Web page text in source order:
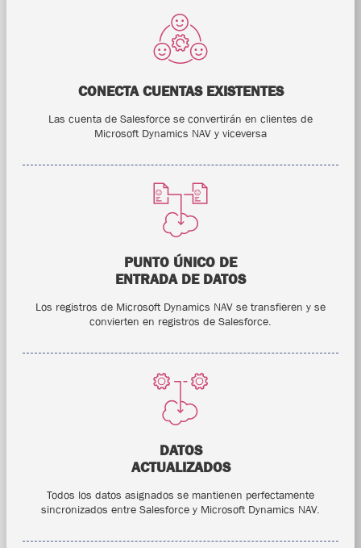
CONECTA CUENTAS EXISTENTES
Las cuenta de Salesforce se convertirán en clientes de
Microsoft Dynamics NAV y viceversa
PUNTO ÚNICO DE
ENTRADA DE DATOS
Los registros de Microsoft Dynamics NAV se transfieren y se
convierten en registros de Salesforce.
DATOS
ACTUALIZADOS
Todos los datos asignados se mantienen perfectamente
sincronizados entre Salesforce y Microsoft Dynamics NAV.